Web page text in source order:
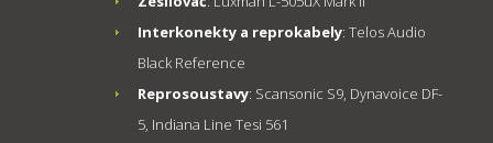
Interkonekty a reprokabely: Telos Audio
Black Reference
Reprosoustavy: Scansonic S9, Dynavoice DF-
5, Indiana Line Tesi 561